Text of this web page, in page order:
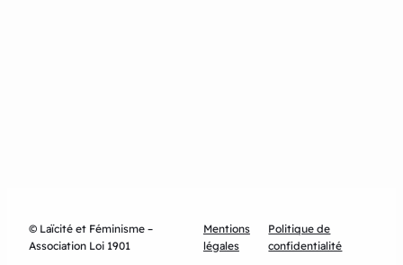
© Laïcité et Féminisme –
Association Loi 1901
Mentions
légales
Politique de
confidentialité